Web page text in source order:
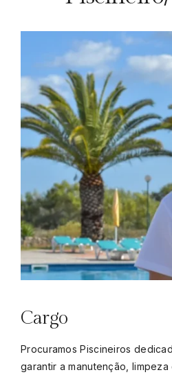
Cargo
Procuramos Piscineiros
garantir a manutenção,